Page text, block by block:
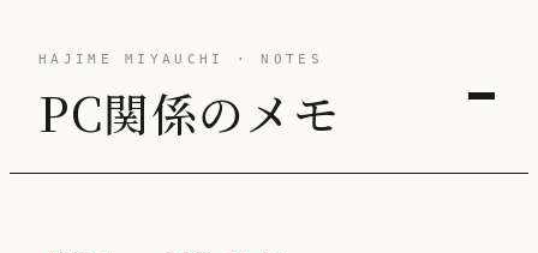
HAJIME MIYAUCHI · NOTES
PC関係のメモ